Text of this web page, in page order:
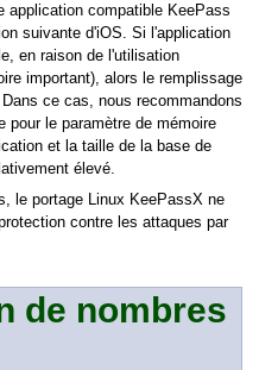
application compatible KeePass
suivante d'iOS. Si l'application
en raison de l'utilisation
important), alors le remplissage
ce cas, nous recommandons
pour le paramètre de mémoire
et la taille de la base de
élevé.
le portage Linux KeePassX ne
contre les attaques par
de nombres